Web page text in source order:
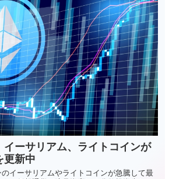
イーサリアム、ライトコインが
更新中
イーサリアムやライトコインが急騰して最